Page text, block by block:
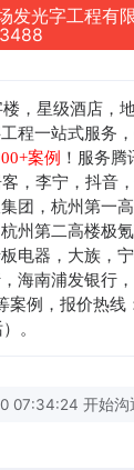
，星级酒店，
程一站式服务
案例 ！服务
，李宁，抖音
团，杭州第一
州第二高楼极
电器，大族，
海南浦发银行
案例，报价热线
。
07:34:24 开始沟